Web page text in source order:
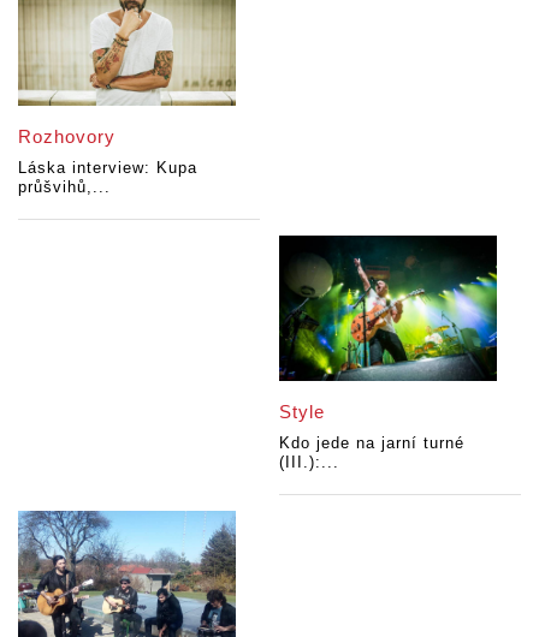
Rozhovory
Láska interview: Kupa
průšvihů,...
Style
Kdo jede na jarní turné
(III.):...